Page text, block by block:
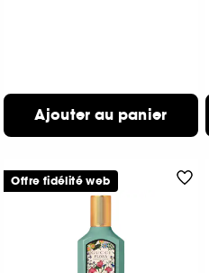
Ajouter au panier
Offre fidélité web